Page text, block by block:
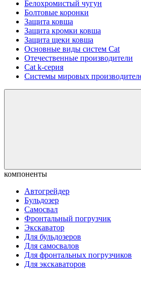
Белохромистый чугун
Болтовые коронки
Защита ковша
Защита кромки ковша
Защита щеки ковша
Основные виды систем Cat
Отечественные производители
Сat k-серия
Системы мировых
компоненты
Автогрейдер
Бульдозер
Самосвал
Фронтальный погрузчик
Экскаватор
Для бульдозеров
Для самосвалов
Для фронтальных погрузчиков
Для экскаваторов